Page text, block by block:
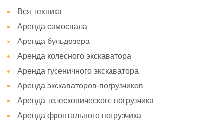
Вся техника
Аренда самосвала
Аренда бульдозера
Аренда колесного экскаватора
Аренда гусеничного экскаватора
Аренда экскаваторов-погрузчиков
Аренда телескопического погрузчика
Аренда фронтального погрузчика